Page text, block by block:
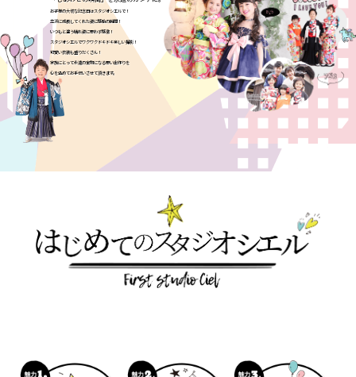
お子様の大切な記念日はスタジオシエルで！
立派に成長してくれた姿に感動の瞬間！
いつもと違う晴れ姿に思わず感激！
スタジオシエルでワクワクドキドキ楽しい撮影！
可愛い衣装も盛りだくさん！
家族にとって永遠の宝物になる思い出作りを
心を込めてお手伝いさせて頂きます。